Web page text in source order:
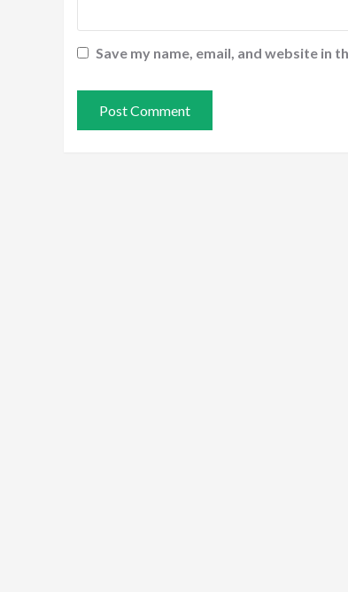
Save my name, email, and website in